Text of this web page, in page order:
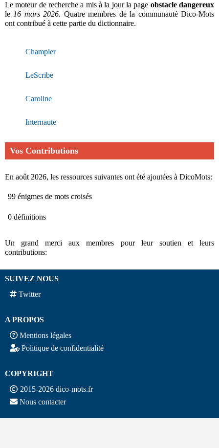
Le moteur de recherche a mis à la jour la page obstacle dangereux
le 16 mars 2026. Quatre membres de la communauté Dico-Mots
ont contribué à cette partie du dictionnaire.
Champier
LeScribe
Caroline
Internaute
Vos Contributions
En août 2026, les ressources suivantes ont été ajoutées à DicoMots:
99 énigmes de mots croisés
0 définitions
Un grand merci aux membres pour leur soutien et leurs
contributions:
SUIVEZ NOUS
Twitter
A PROPOS
Mentions légales
Politique de confidentialité
COPYRIGHT
2015-2026 dico-mots.fr
Nous contacter